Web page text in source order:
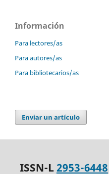
Información
Para lectores/as
Para autores/as
Para bibliotecarios/as
Enviar un artículo
ISSN-L2953-6448